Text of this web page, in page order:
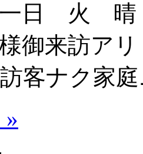
日 火 晴
御来訪ア
客ナク家庭